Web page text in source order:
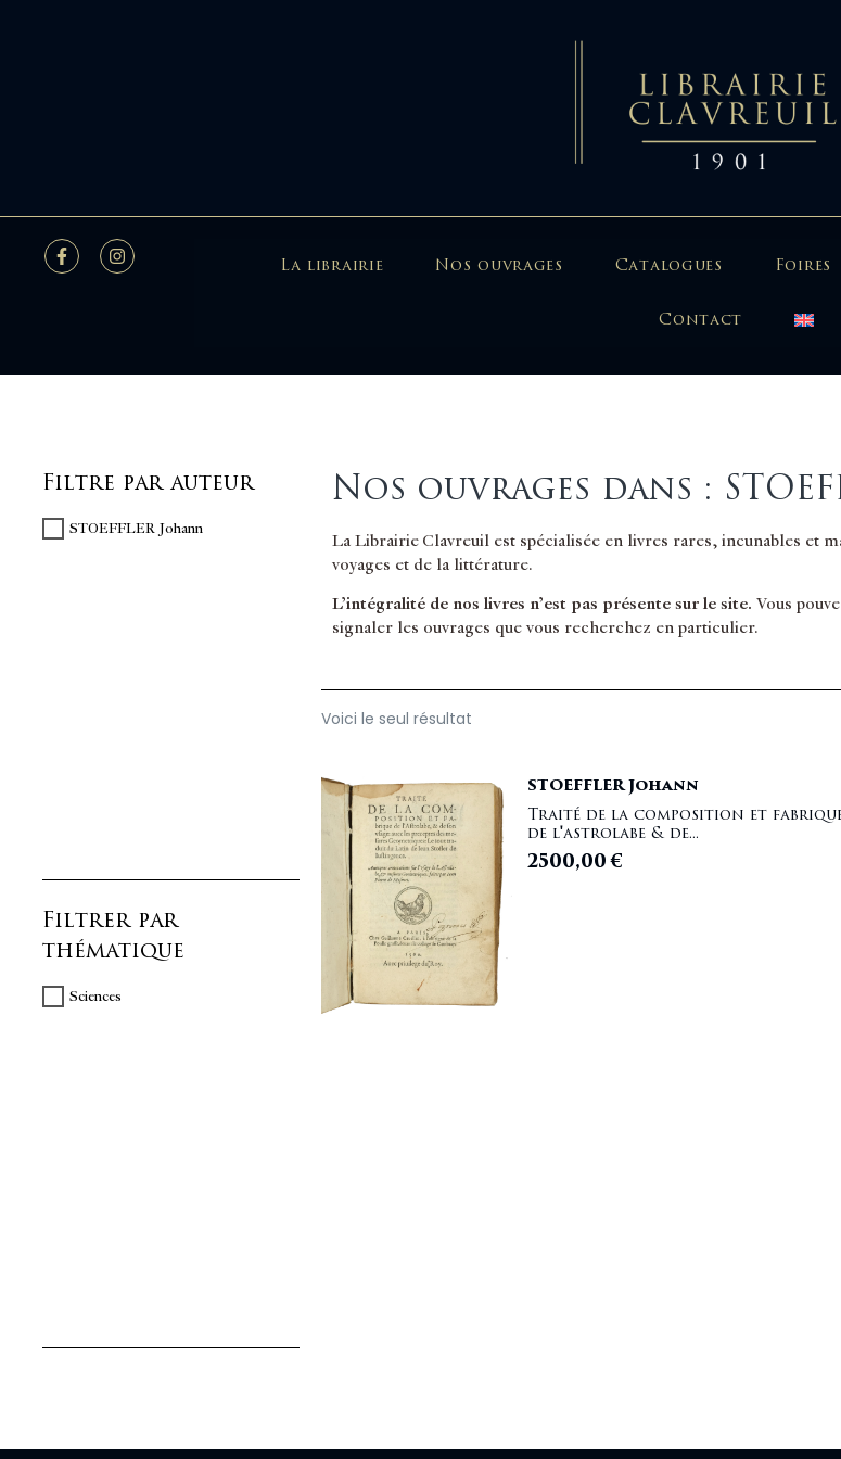
La librairie Nos ouvrages Catalogues Foires
Contact
Filtre par auteur
STOEFFLER Johann
Filtrer par
thématique
Sciences
Nos ouvrages dans :
La Librairie Clavreuil est spécialisée en livres rares, incunables et
voyages et de la littérature.
L’intégralité de nos livres n’est pas présente sur le site. Vous
signaler les ouvrages que vous recherchez en particulier.
Voici le seul résultat
STOEFFLER Johann
Traité de la composition et
de l'astrolabe & de...
2500,00€